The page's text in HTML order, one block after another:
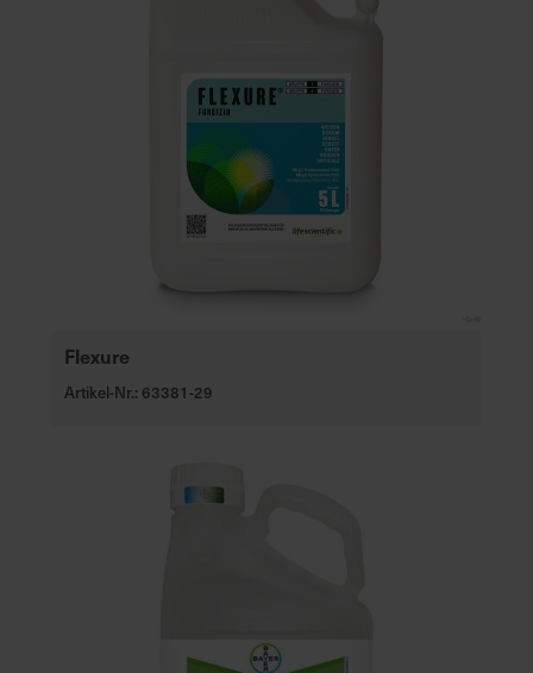
Flexure
Artikel-Nr.: 63381-29